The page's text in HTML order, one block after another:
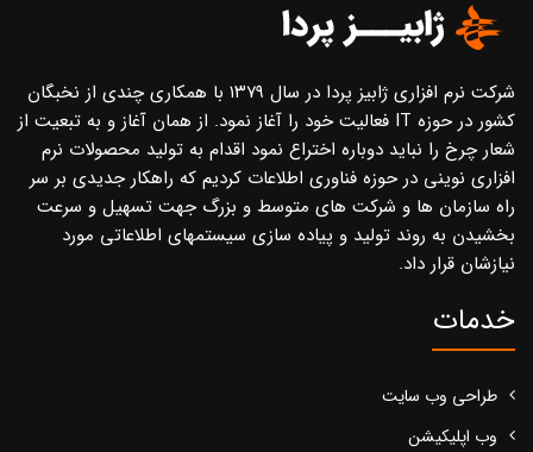
شرکت نرم افزاری ژابیز پردا در سال ۱۳۷۹ با همکاری چندی از نخبگان
کشور در حوزه IT فعالیت خود را آغاز نمود. از همان آغاز و به تبعیت از
شعار چرخ را نباید دوباره اختراع نمود اقدام به تولید محصولات نرم
افزاری نوینی در حوزه فناوری اطلاعات کردیم که راهکار جدیدی بر سر
راه سازمان ها و شرکت های متوسط و بزرگ جهت تسهیل و سرعت
بخشیدن به روند تولید و پیاده سازی سیستمهای اطلاعاتی مورد
نیازشان قرار داد.
خدمات
طراحی وب سایت
وب اپلیکیشن